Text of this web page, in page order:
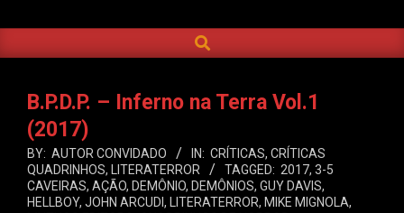
DO
INFERNO
Navigation
SEARCH
B.P.D.P. – Inferno na Terra Vol.1
(2017)
BY: AUTOR CONVIDADO IN: CRÍTICAS, CRÍTICAS
QUADRINHOS, LITERATERROR TAGGED: 2017, 3-5
CAVEIRAS, AÇÃO, DEMÔNIO, DEMÔNIOS, GUY DAVIS,
HELLBOY, JOHN ARCUDI , LITERATERROR, MIKE MIGNOLA,